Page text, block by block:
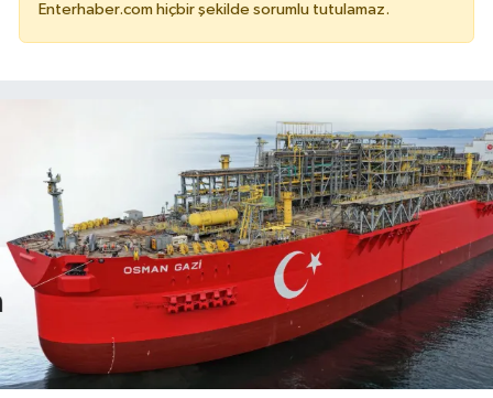
Enterhaber.com hiçbir şekilde sorumlu tutulamaz.